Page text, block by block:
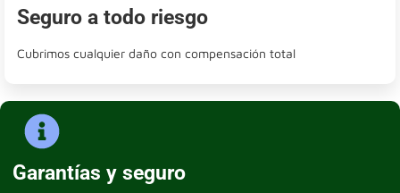
Seguro a todo riesgo
Cubrimos cualquier daño con compensación total
Garantías y seguro